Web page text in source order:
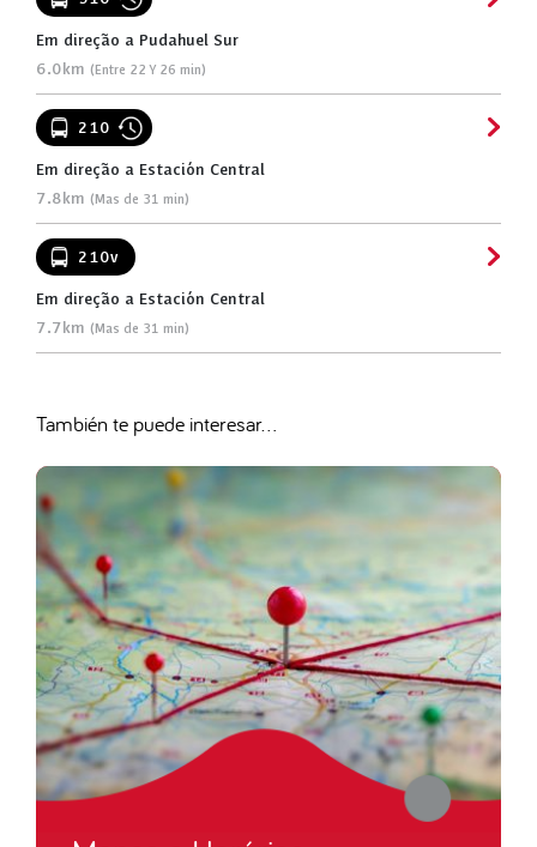
Em direção a Pudahuel Sur
6.0km (Entre 22 Y 26 min)
210
Em direção a Estación Central
7.8km (Mas de 31 min)
210v
Em direção a Estación Central
7.7km (Mas de 31 min)
También te puede interesar...